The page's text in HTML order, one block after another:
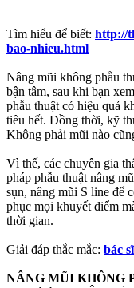
Tìm hiểu để biết: http://
bao-nhieu.html
Nâng mũi không phẫu
bận tâm, sau khi bạn
phẫu thuật có hiệu quả
tiêu hết. Đồng thời, kỹ
Không phải mũi nào
Vì thế, các chuyên gia
pháp phẫu thuật nâng
sụn, nâng mũi S line để
phục mọi khuyết điểm
thời gian.
Giải đáp thắc mắc: bác
NÂNG MŨI KHÔNG